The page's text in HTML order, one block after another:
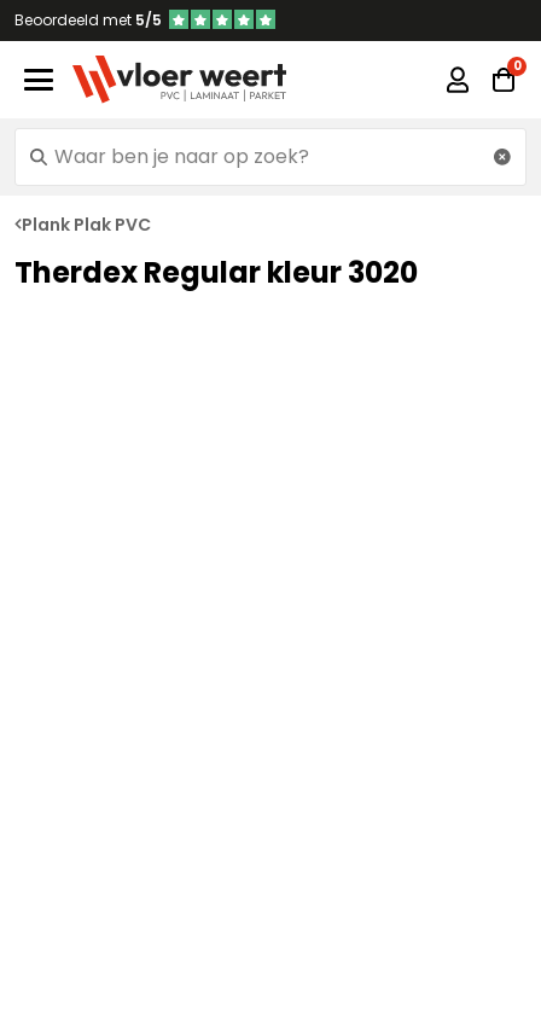
Beoordeeld met 5/5
Plank Plak PVC
Therdex Regular kleur 3020